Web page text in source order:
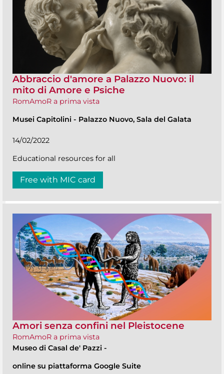
Abbraccio d'amore a Palazzo Nuovo: il
mito di Amore e Psiche
RomAmoR a prima vista
Musei Capitolini - Palazzo Nuovo, Sala del Galata
14/02/2022
Educational resources for all
Free with MIC card
Amori senza confini nel Pleistocene
RomAmoR a prima vista
Museo di Casal de' Pazzi -
online su piattaforma Google Suite